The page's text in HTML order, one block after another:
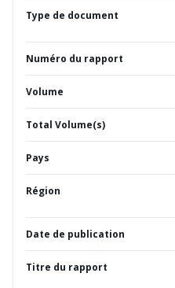
Type de document
Numéro du rapport
Volume
Total Volume(s)
Pays
Région
Date de publication
Titre du rapport